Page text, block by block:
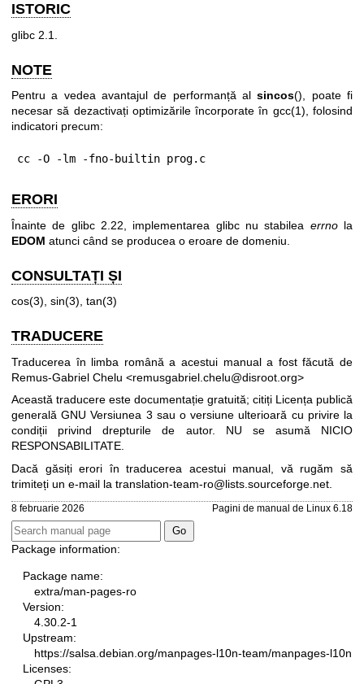
ISTORIC
glibc 2.1.
NOTE
Pentru a vedea avantajul de performanță alsincos(), poate fi
necesar să dezactivați optimizările încorporate în gcc(1), folosind
indicatori precum:
cc -O -lm -fno-builtin prog.c
ERORI
Înainte de glibc 2.22, implementarea glibc nu stabilea errnola
EDOM atunci când se producea o eroare de domeniu.
CONSULTAȚI ȘI
cos(3), sin(3), tan(3)
TRADUCERE
Traducerea în limba română a acestui manual a fost făcută de
Remus-Gabriel Chelu <remusgabriel.chelu@disroot.org>
Această traducere este documentație gratuită; citiți Licența publică
generală GNU Versiunea 3 sau o versiune ulterioară cu privire la
condiții privind drepturile de autor. NU se asumă NICIO
RESPONSABILITATE.
Dacă găsiți erori în traducerea acestui manual, vă rugăm să
trimiteți un e-mail la translation-team-ro@lists.sourceforge.net
8 februarie 2026 Pagini de manual de Linux 6.18
Package information:
Package name:
extra/man-pages-ro
Version:
4.30.2-1
Upstream:
https://salsa.debian.org/manpages-l10n-team/manpages-l10n
Licenses: